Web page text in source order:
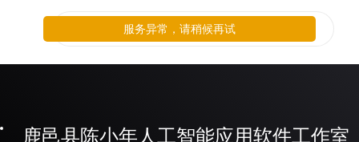
鹿邑县陈小年人工智能应用软件工作室
服务异常，请稍候再试